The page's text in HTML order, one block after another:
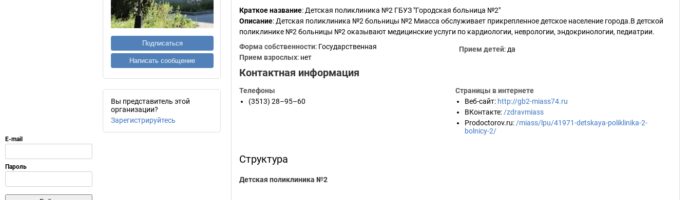
Подписаться
Написать сообщение
Вы представитель этой
организации?
Зарегистрируйтесь
Краткое название: Детская поликлиника №2 ГБУЗ "Городская больница №2"
Описание: Детская поликлиника №2 больницы №2 Миасса обслуживает прикрепленное детское население города.В детской
поликлинике №2 больницы №2 оказывают медицинские услуги по кардиологии, неврологии, эндокринологии, педиатрии.
Форма собственности: Государственная
Прием взрослых: нет
Прием детей: да
Контактная информация
Телефоны
(3513) 28–95–60
Страницы в интернете
Веб-сайт: http://gb2-miass74.ru
ВКонтакте: /zdravmiass
Prodoctorov.ru: /miass/lpu/41971-detskaya-poliklinika-2-
bolnicy-2/
Структура
Детская поликлиника №2